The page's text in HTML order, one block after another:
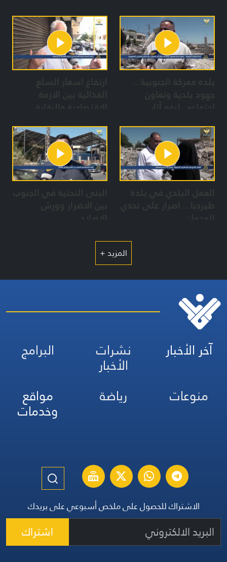
بلدة معركة الجنوبية ..
جهود بلدية وتعاون
إجتماعي لرفع آثار
والمجازر الصهيونية
ارتفاع اسعار السلع
الغذائية بين الازمة
الاقتصادية والرقابة
العمل البلدي في بلدة
طيردبا .. اصرار على تحدي
العدوان
البنى التحتية في الجنوب
بين الاضرار وورش
الاصلاح
المزيد +
آخر الأخبار نشرات
الأخبار
البرامج
منوعات
رياضة مواقع
وخدمات
الاشتراك للحصول على ملخص أسبوعي على بريدك
اشتراك